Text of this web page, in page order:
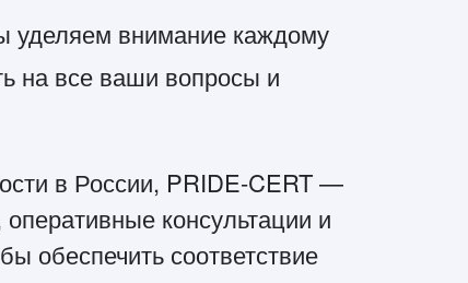
уделяем внимание каждому
на все ваши вопросы и
в России, PRIDE-CERT —
консультации и
обеспечить соответствие